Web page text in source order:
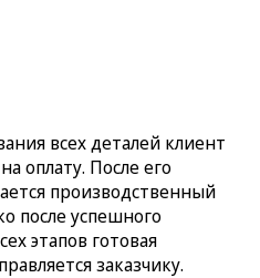
всех деталей клиент
оплату. После его
производственный
после успешного
этапов готовая
заказчику.